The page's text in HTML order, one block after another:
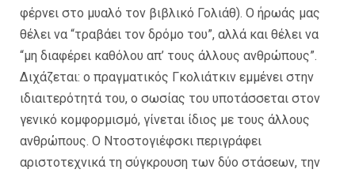
φέρνει στο μυαλό τον βιβλικό Γολιάθ). Ο ήρωάς μας
θέλει να “τραβάει τον δρόμο του”, αλλά και θέλει να
“μη διαφέρει καθόλου απ’ τους άλλους ανθρώπους”.
Διχάζεται: ο πραγματικός Γκολιάτκιν εμμένει στην
ιδιαιτερότητά του, ο σωσίας του υποτάσσεται στον
γενικό κομφορμισμό, γίνεται ίδιος με τους άλλους
ανθρώπους. Ο Ντοστογιέφσκι περιγράφει
αριστοτεχνικά τη σύγκρουση των δύο στάσεων, την